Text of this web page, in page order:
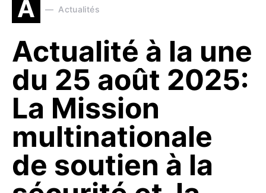
A Actualités
Actualité à la une
du 25 août 2025:
La Mission
multinationale
de soutien à la